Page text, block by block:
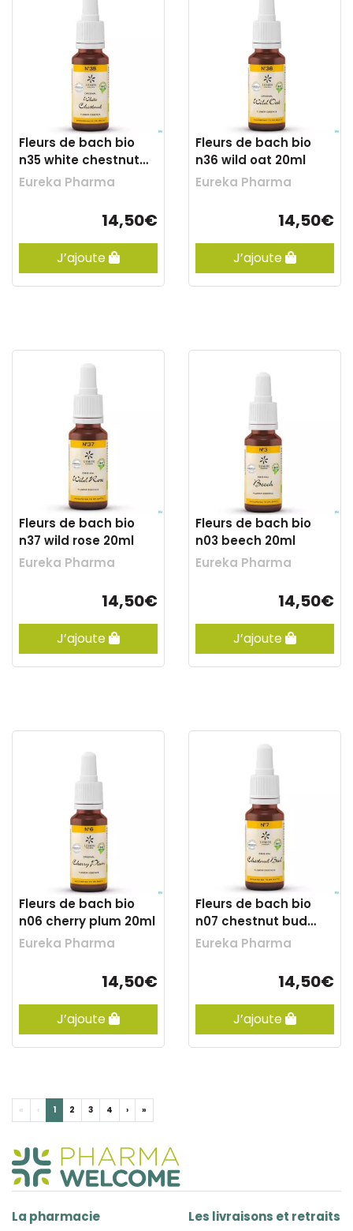
Fleurs de bach bio
n35 white chestnut
20ml
Eureka Pharma
14,50€
J’ajoute
Fleurs de bach bio
n36 wild oat 20ml
Eureka Pharma
14,50€
J’ajoute
Fleurs de bach bio
n37 wild rose 20ml
Eureka Pharma
14,50€
J’ajoute
Fleurs de bach bio
n03 beech 20ml
Eureka Pharma
14,50€
J’ajoute
Fleurs de bach bio
n06 cherry plum 20ml
Eureka Pharma
14,50€
J’ajoute
Fleurs de bach bio
n07 chestnut bud
20ml
Eureka Pharma
14,50€
J’ajoute
« ‹ 1 2 3 4 › »
La pharmacie Les livraisons et retraits